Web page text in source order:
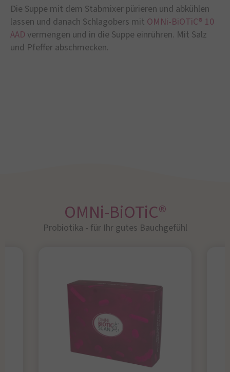
Die Suppe mit dem Stabmixer pürieren und abkühlen
lassen und danach Schlagobers mit OMNi-BiOTiC® 10
AAD vermengen und in die Suppe einrühren. Mit Salz
und Pfeffer abschmecken.
OMNi-BiOTiC®
Probiotika - für Ihr gutes Bauchgefühl​